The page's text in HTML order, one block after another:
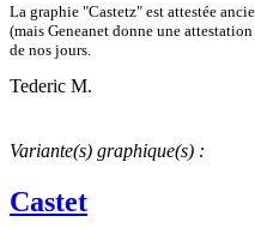
La graphie "Castetz" est attestée
(mais Geneanet donne une
de nos jours.
Tederic M.
Variante(s) graphique(s) :
Castet